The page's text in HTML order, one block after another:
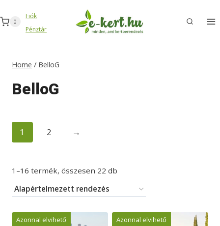
to
content
0
Fiók
Pénztár
Home / BelloG
BelloG
1 2 →
1–16 termék, összesen 22 db
Azonnal elvihető Azonnal elvihető